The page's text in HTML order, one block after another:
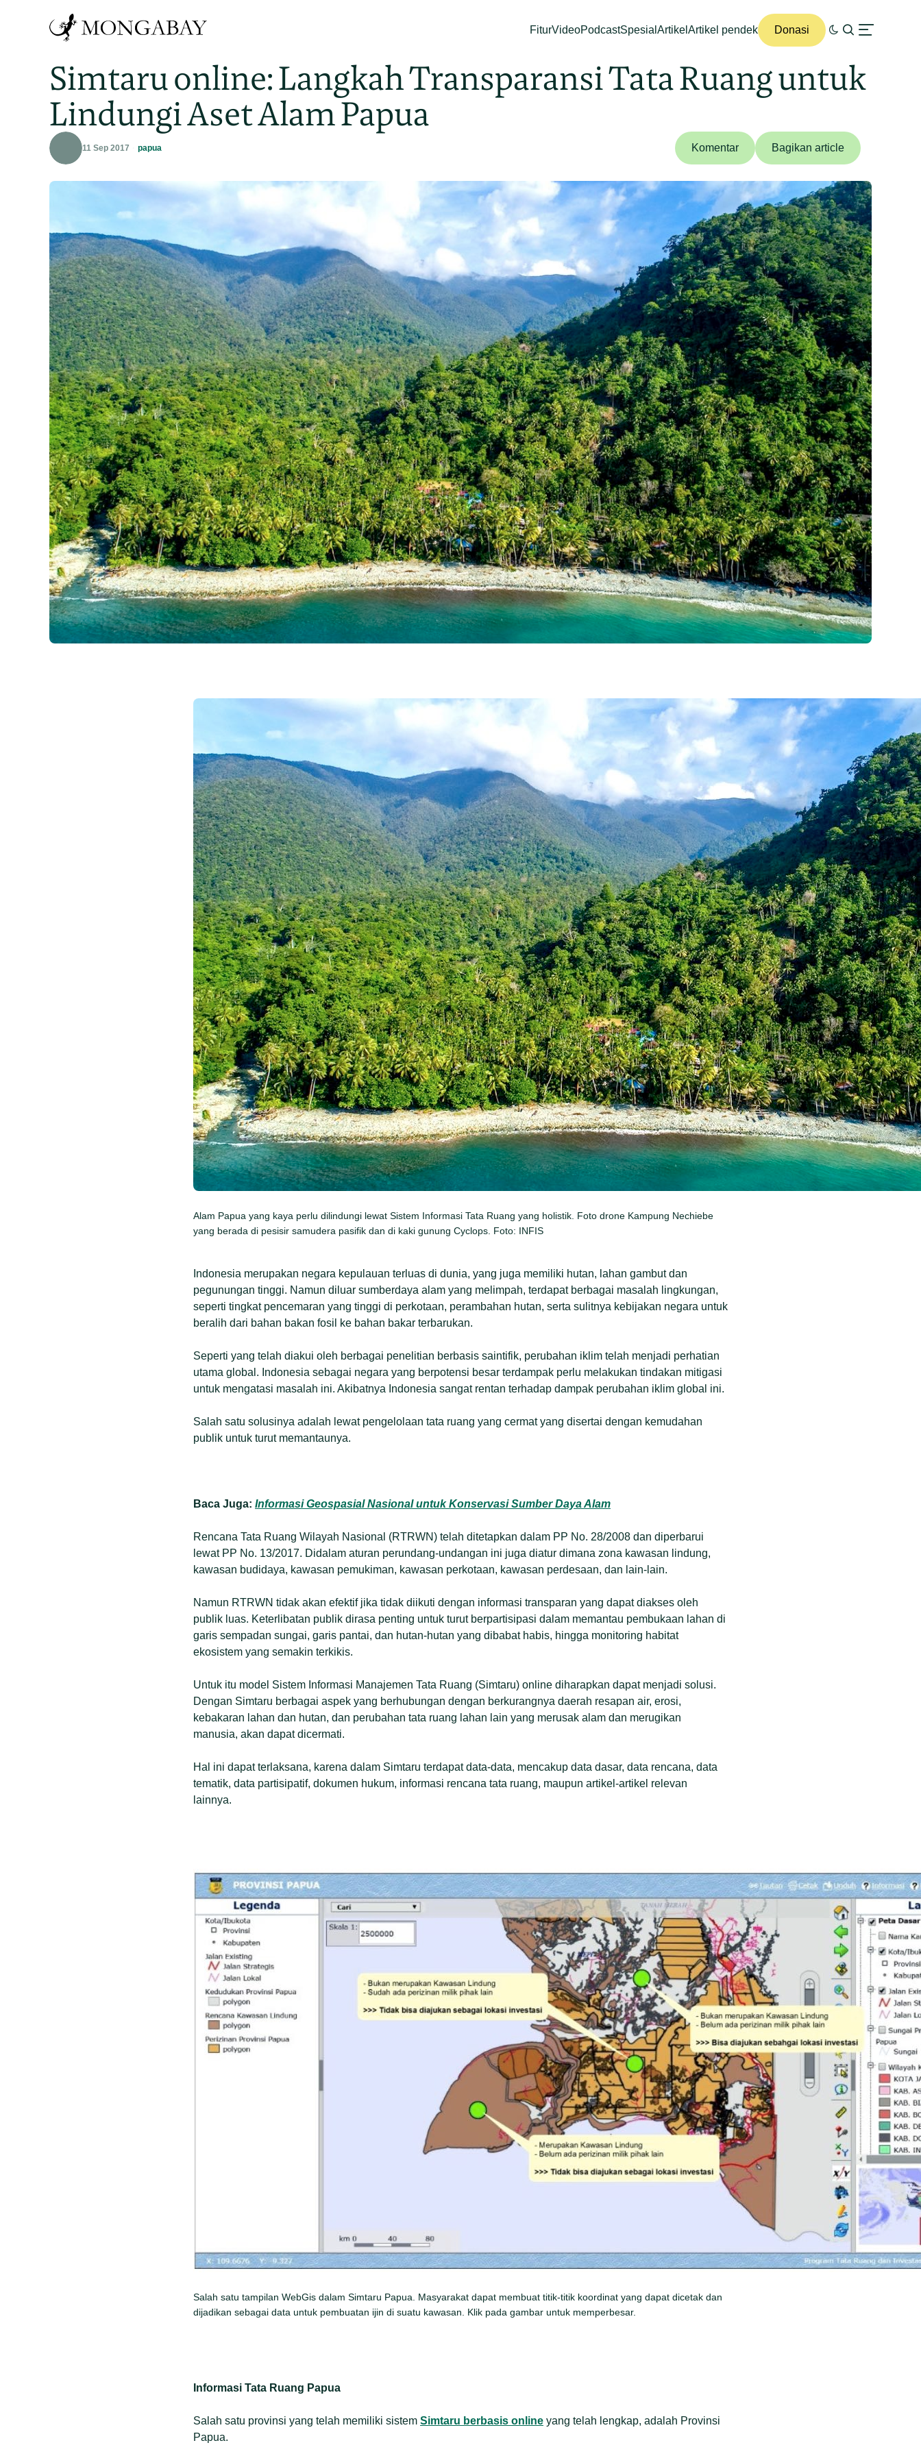
FiturVideoPodcastSpesial Artikel Artikel pendek Donasi
Simtaru online: Langkah Transparansi Tata Ruang untuk
Lindungi Aset Alam Papua
11 Sep 2017 papua Komentar Bagikan article
Alam Papua yang kaya perlu dilindungi lewat Sistem Informasi Tata Ruang yang holistik. Foto drone Kampung Nechiebe
yang berada di pesisir samudera pasifik dan di kaki gunung Cyclops. Foto: INFIS
Indonesia merupakan negara kepulauan terluas di dunia, yang juga memiliki hutan, lahan gambut dan
pegunungan tinggi. Namun diluar sumberdaya alam yang melimpah, terdapat berbagai masalah lingkungan,
seperti tingkat pencemaran yang tinggi di perkotaan, perambahan hutan, serta sulitnya kebijakan negara untuk
beralih dari bahan bakan fosil ke bahan bakar terbarukan.
Seperti yang telah diakui oleh berbagai penelitian berbasis saintifik, perubahan iklim telah menjadi perhatian
utama global. Indonesia sebagai negara yang berpotensi besar terdampak perlu melakukan tindakan mitigasi
untuk mengatasi masalah ini. Akibatnya Indonesia sangat rentan terhadap dampak perubahan iklim global ini.
Salah satu solusinya adalah lewat pengelolaan tata ruang yang cermat yang disertai dengan kemudahan
publik untuk turut memantaunya.
Baca Juga: Informasi Geospasial Nasional untuk Konservasi Sumber Daya Alam
Rencana Tata Ruang Wilayah Nasional (RTRWN) telah ditetapkan dalam PP No. 28/2008 dan diperbarui
lewat PP No. 13/2017. Didalam aturan perundang-undangan ini juga diatur dimana zona kawasan lindung,
kawasan budidaya, kawasan pemukiman, kawasan perkotaan, kawasan perdesaan, dan lain-lain.
Namun RTRWN tidak akan efektif jika tidak diikuti dengan informasi transparan yang dapat diakses oleh
publik luas. Keterlibatan publik dirasa penting untuk turut berpartisipasi dalam memantau pembukaan lahan di
garis sempadan sungai, garis pantai, dan hutan-hutan yang dibabat habis, hingga monitoring habitat
ekosistem yang semakin terkikis.
Untuk itu model Sistem Informasi Manajemen Tata Ruang (Simtaru) online diharapkan dapat menjadi solusi.
Dengan Simtaru berbagai aspek yang berhubungan dengan berkurangnya daerah resapan air, erosi,
kebakaran lahan dan hutan, dan perubahan tata ruang lahan lain yang merusak alam dan merugikan
manusia, akan dapat dicermati.
Hal ini dapat terlaksana, karena dalam Simtaru terdapat data-data, mencakup data dasar, data rencana, data
tematik, data partisipatif, dokumen hukum, informasi rencana tata ruang, maupun artikel-artikel relevan
lainnya.
Salah satu tampilan WebGis dalam Simtaru Papua. Masyarakat dapat membuat titik-titik koordinat yang dapat dicetak dan
dijadikan sebagai data untuk pembuatan ijin di suatu kawasan. Klik pada gambar untuk memperbesar.
Informasi Tata Ruang Papua
Salah satu provinsi yang telah memiliki sistem Simtaru berbasis online yang telah lengkap, adalah Provinsi
Papua.